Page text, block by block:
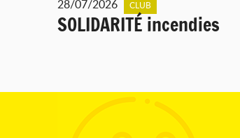
28/07/2026 CLUB
SOLIDARITÉ incendies